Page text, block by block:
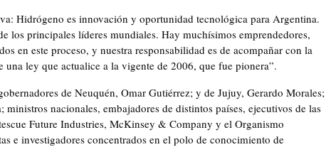
Hidrógeno es innovación y oportunidad tecnológica para Argentina.
los principales líderes mundiales. Hay muchísimos emprendedores,
en este proceso, y nuestra responsabilidad es de acompañar con la
ley que actualice a la vigente de 2006, que fue pionera”.
de Neuquén, Omar Gutiérrez; y de Jujuy, Gerardo Morales;
nacionales, embajadores de distintos países, ejecutivos de las
Future Industries, McKinsey & Company y el Organismo
e investigadores concentrados en el polo de conocimiento de